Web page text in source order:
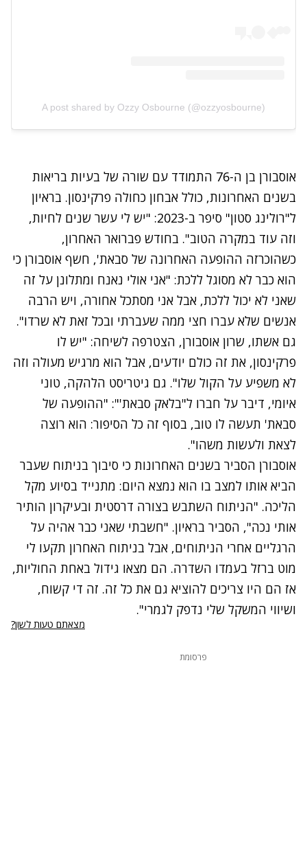
A post shared by Ozzy Osbourne (@ozzyosbourne)
אוסבורן בן ה-76 התמודד עם שורה של בעיות בריאות
בשנים האחרונות, כולל אבחון כחולה פרקינסון. בראיון
ל"רולינג סטון" סיפר ב-2023:
"יש לי עשר שנים לחיות,
וזה עוד במקרה הטוב". בחודש פברואר האחרון,
כשהוכרזה ההופעה האחרונה של סבאת', חשף אוסבורן כי
הוא כבר לא מסוגל ללכת: "אני אולי נאנח ומתלונן על זה
שאני לא יכול ללכת, אבל אני מסתכל אחורה, ויש הרבה
אנשים שלא עברו חצי ממה שעברתי ובכל זאת לא שרדו".
גם אשתו, שרון אוסבורן, הצטרפה לשיחה: "יש לו
פרקינסון, את זה כולם יודעים, אבל הוא מרגיש מעולה וזה
לא משפיע על הקול שלו". גם גיטריסט הלהקה, טוני
איומי, דיבר על חברו ל"בלאק סבאת'": "ההופעה של
סבאת' תעשה לו טוב, בסוף זה כל הסיפור: הוא רוצה
לצאת ולעשות משהו".
אוסבורן הסביר בשנים האחרונות כי סיבוך בניתוח שעבר
הביא אותו למצב בו הוא נמצא היום: מתנייד בסיוע מקל
הליכה. "הניתוח השתבש בצורה דרסטית ובעיקרון הותיר
אותי נכה", הסביר בראיון. "חשבתי שאני כבר אהיה על
הרגליים אחרי הניתוחים, אבל בניתוח האחרון תקעו לי
מוט ברזל בעמדו השדרה. הם מצאו גידול באחת החוליות,
אז הם היו צריכים להוציא גם את כל זה. זה די קשוח,
ושיווי המשקל שלי נדפק לגמרי".
מצאתם טעות לשון?
פרסומת